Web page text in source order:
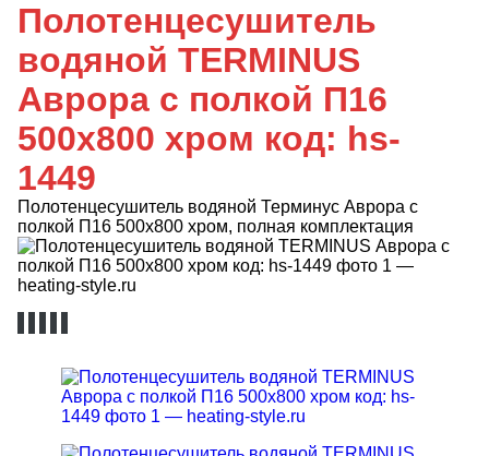
Полотенцесушитель
водяной TERMINUS
Аврора с полкой П16
500х800 хром код: hs-
1449
Полотенцесушитель водяной Терминус Аврора с
полкой П16 500х800 хром, полная комплектация